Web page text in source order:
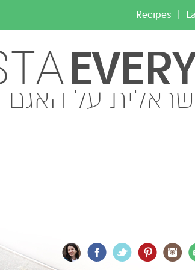
|
Recipes
על האגם